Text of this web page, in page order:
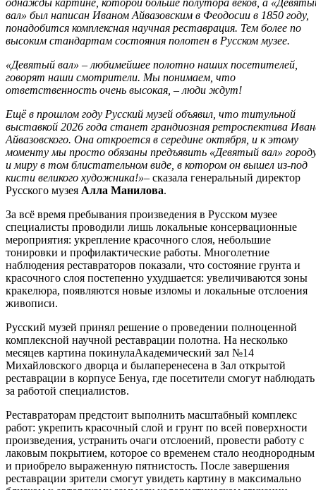
однажды картине, которой больше полутора веков, а
вал» был написан Иваном Айвазовским в Феодосии в 1850 году,
понадобится комплексная научная реставрация. Тем более по
высоким стандартам состояния полотен в Русском музее.
«Девятый вал» – любимейшее полотно наших посетителей,
говорят наши смотрители. Мы понимаем, что
ответственность очень высокая, – люди ждут!
Ещё в прошлом году Русский музей объявил, что титульной
выставкой 2026 года станет грандиозная ретроспектива
Айвазовского. Она откроется в середине октября, и к этому
моменту мы просто обязаны предъявить «Девятый вал»
и миру в том блистательном виде, в котором он вышел из-под
кисти великого художника!»– сказала генеральный директор
Русского музея Алла Манилова.
За всё время пребывания произведения в Русском музее
специалисты проводили лишь локальные консервационные
мероприятия: укрепление красочного слоя, небольшие
тонировки и профилактические работы. Многолетние
наблюдения реставраторов показали, что состояние грунта и
красочного слоя постепенно ухудшается: увеличиваются зоны
кракелюра, появляются новые изломы и локальные отслоения
живописи.
Русский музей принял решение о проведении полноценной
комплексной научной реставрации полотна. На несколько
месяцев картина покинулаАкадемический зал №14
Михайловского дворца и былаперенесена в Зал открытой
реставрации в корпусе Бенуа, где посетители смогут наблюдать
за работой специалистов.
Реставраторам предстоит выполнить масштабный комплекс
работ: укрепить красочный слой и грунт по всей поверхности
произведения, устранить очаги отслоений, провести работу с
лаковым покрытием, которое со временем стало неоднородным
и приобрело выраженную пятнистость. После завершения
реставрации зрители смогут увидеть картину в максимально